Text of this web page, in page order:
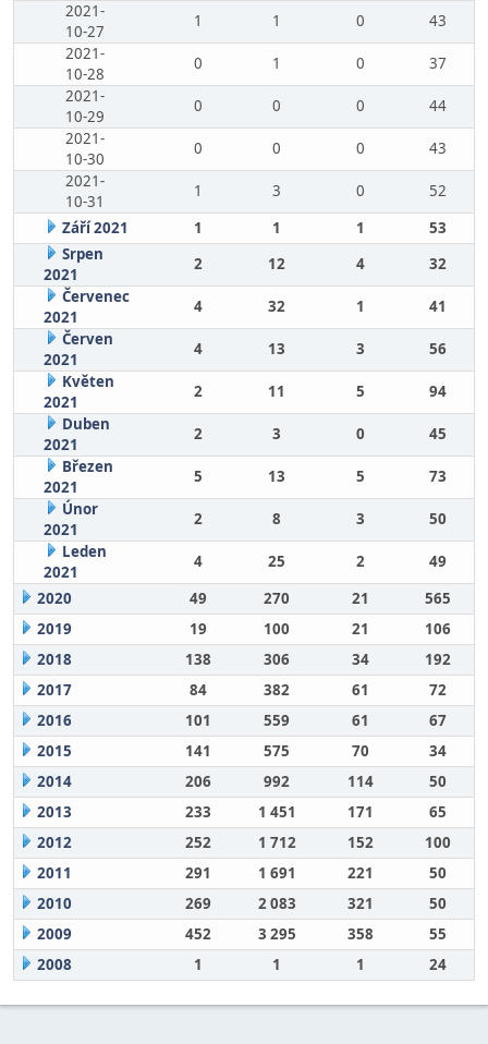
2021-
10-27
1 1 0
43
2021-
10-28
0 1 0
37
2021-
10-29
0 0 0
44
2021-
10-30
0 0 0
43
2021-
10-31
1 3 0
52
Září 2021
1 1 1
53
Srpen
2021
2 12 4
32
Červenec
2021
4 32 1
41
Červen
2021
4 13 3
56
Květen
2021
2 11 5
94
Duben
2021
2 3 0
45
Březen
2021
5 13 5
73
Únor
2021
2 8 3
50
Leden
2021
4 25 2
49
2020
49 270 21
565
2019
19 100 21
106
2018
138 306 34
192
2017
84 382 61
72
2016
101 559 61
67
2015
141 575 70
34
2014
206 992 114
50
2013
233 1 451 171
65
2012
252 1 712 152
100
2011
291 1 691 221
50
2010
269 2 083 321
50
2009
452 3 295 358
55
2008
1 1 1 24